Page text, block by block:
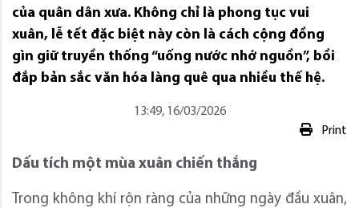
của quân dân xưa. Không chỉ là phong tục vui
xuân, lễ tết đặc biệt này còn là cách cộng đồng
gìn giữ truyền thống “uống nước nhớ nguồn”, bồi
đắp bản sắc văn hóa làng quê qua nhiều thế hệ.
13:49, 16/03/2026
Print
Dấu tích một mùa xuân chiến thắng
Trong không khí rộn ràng của những ngày đầu xuân,